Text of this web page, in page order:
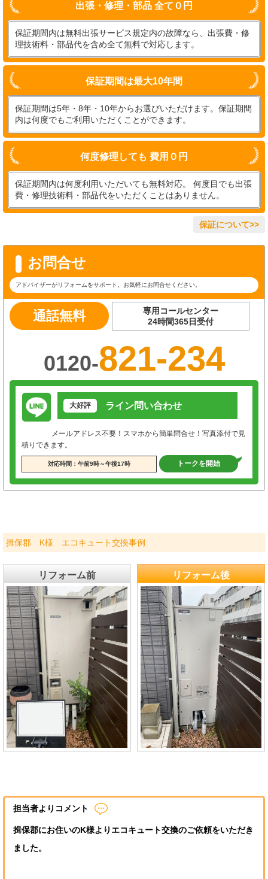
出張・修理・部品 全て０円
保証期間内は無料出張サービス規定内の故障なら、出張費・修
理技術料・部品代を含め全て無料で対応します。
保証期間は最大10年間
保証期間は5年・8年・10年からお選びいただけます。保証期間
内は何度でもご利用いただくことができます。
何度修理しても 費用０円
保証期間内は何度利用いただいても無料対応。 何度目でも出張
費・修理技術料・部品代をいただくことはありません。
保証について>>
お問合せ
アドバイザーがリフォームをサポート。お気軽にお問合せください。
通話無料
専用コールセンター
24時間365日受付
0120-821-234
大好評 ライン問い合わせ
メールアドレス不要！スマホから簡単問合せ！写真添付で見
積りできます。
対応時間：午前9時～午後17時 トークを開始
揖保郡 K様 エコキュート交換事例
リフォーム前 リフォーム後
担当者よりコメント
揖保郡にお住いのK様よりエコキュート交換のご依頼をいただき
ました。